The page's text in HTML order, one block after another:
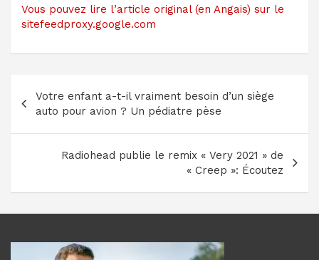
Vous pouvez lire l’article original (en Angais) sur le
sitefeedproxy.google.com
de
l’article
Votre enfant a-t-il vraiment besoin d’un siège
auto pour avion ? Un pédiatre pèse
Radiohead publie le remix « Very 2021 » de
« Creep »: Écoutez